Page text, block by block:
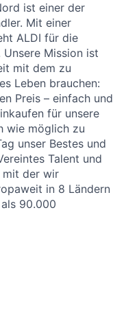
ist einer der
Mit einer
ALDI für die
Mission ist
mit dem zu
Leben brauchen:
Preis – einfach und
für unsere
wie möglich zu
unser Bestes und
Talent und
mit der wir
in 8 Ländern
90.000